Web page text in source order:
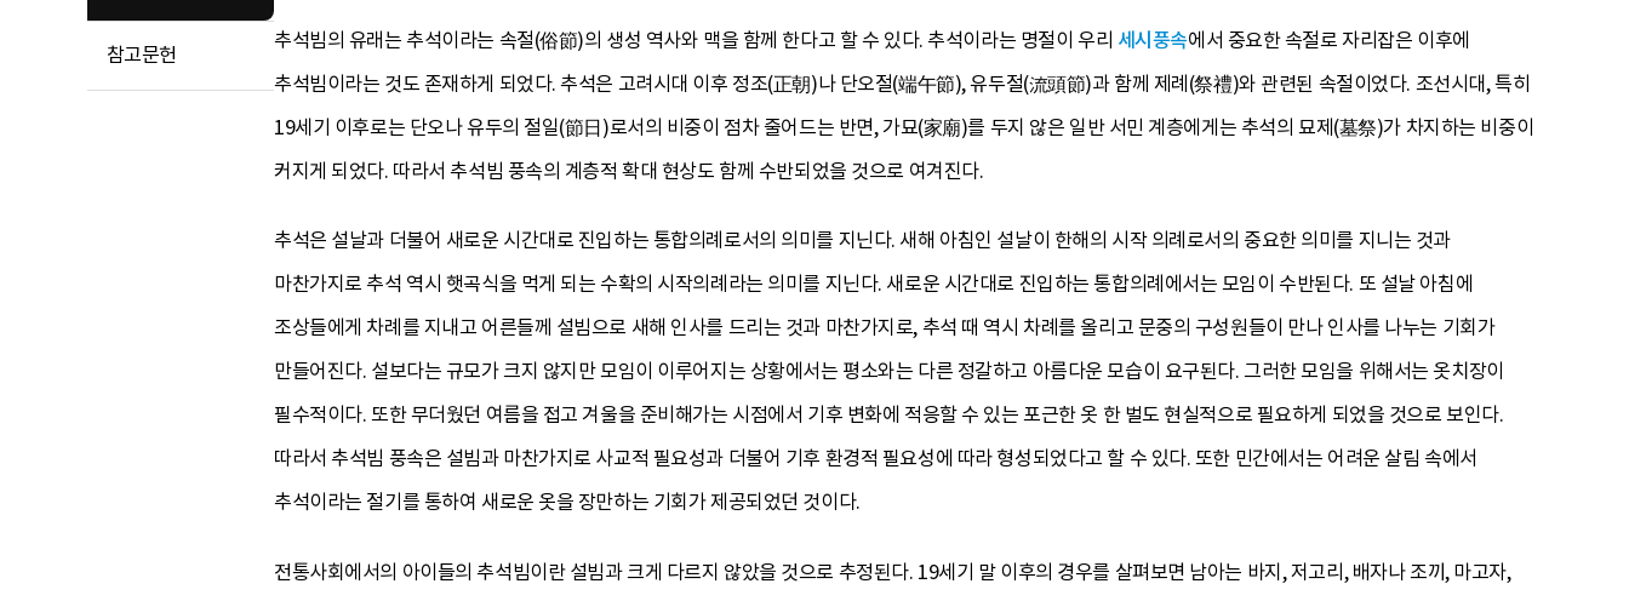
참고문헌
추석빔의 유래는 추석이라는 속절(俗節)의 생성 역사와 맥을 함께 한다고 할 수 있다. 추석이라는 명절이 우리 세시풍속에서 중요한 속절로 자리잡은 이후에
추석빔이라는 것도 존재하게 되었다. 추석은 고려시대 이후 정조(正朝)나 단오절(端午節), 유두절(流頭節)과 함께 제례(祭禮)와 관련된 속절이었다. 조선시대, 특히
19세기 이후로는 단오나 유두의 절일(節日)로서의 비중이 점차 줄어드는 반면, 가묘(家廟)를 두지 않은 일반 서민 계층에게는 추석의 묘제(墓祭)가 차지하는 비중이
커지게 되었다. 따라서 추석빔 풍속의 계층적 확대 현상도 함께 수반되었을 것으로 여겨진다.
추석은 설날과 더불어 새로운 시간대로 진입하는 통합의례로서의 의미를 지닌다. 새해 아침인 설날이 한해의 시작 의례로서의 중요한 의미를 지니는 것과
마찬가지로 추석 역시 햇곡식을 먹게 되는 수확의 시작의례라는 의미를 지닌다. 새로운 시간대로 진입하는 통합의례에서는 모임이 수반된다. 또 설날 아침에
조상들에게 차례를 지내고 어른들께 설빔으로 새해 인사를 드리는 것과 마찬가지로, 추석 때 역시 차례를 올리고 문중의 구성원들이 만나 인사를 나누는 기회가
만들어진다. 설보다는 규모가 크지 않지만 모임이 이루어지는 상황에서는 평소와는 다른 정갈하고 아름다운 모습이 요구된다. 그러한 모임을 위해서는 옷치장이
필수적이다. 또한 무더웠던 여름을 접고 겨울을 준비해가는 시점에서 기후 변화에 적응할 수 있는 포근한 옷 한 벌도 현실적으로 필요하게 되었을 것으로 보인다.
따라서 추석빔 풍속은 설빔과 마찬가지로 사교적 필요성과 더불어 기후 환경적 필요성에 따라 형성되었다고 할 수 있다. 또한 민간에서는 어려운 살림 속에서
추석이라는 절기를 통하여 새로운 옷을 장만하는 기회가 제공되었던 것이다.
전통사회에서의 아이들의 추석빔이란 설빔과 크게 다르지 않았을 것으로 추정된다. 19세기 말 이후의 경우를 살펴보면 남아는 바지, 저고리, 배자나 조끼, 마고자,